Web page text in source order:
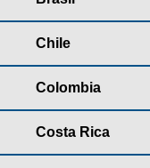
Chile
Colombia
Costa Rica